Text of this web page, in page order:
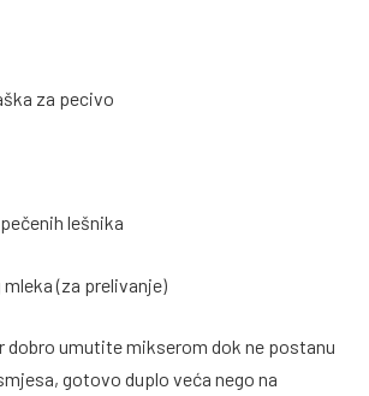
za pecivo
lešnika
(za prelivanje)
dobro umutite mikserom dok ne postanu
gotovo duplo veća nego na